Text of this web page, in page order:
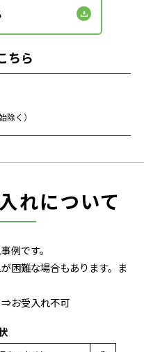
ちら
く）
れについて
例です。
困難な場合もあります。ま
お受入れ不可